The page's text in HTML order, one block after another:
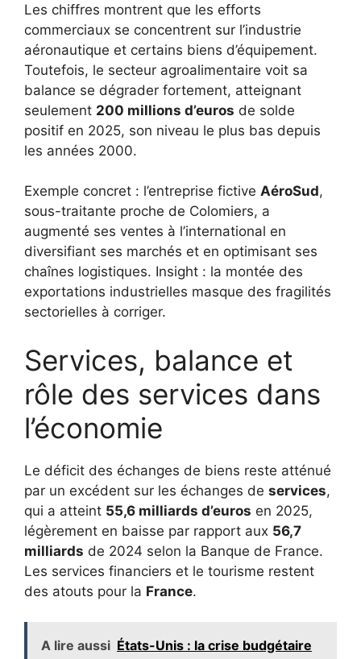
Les chiffres montrent que les efforts
commerciaux se concentrent sur l’industrie
aéronautique et certains biens d’équipement.
Toutefois, le secteur agroalimentaire voit sa
balance se dégrader fortement, atteignant
seulement 200 millions d’euros de solde
positif en 2025, son niveau le plus bas depuis
les années 2000.
Exemple concret : l’entreprise fictive AéroSud,
sous-traitante proche de Colomiers, a
augmenté ses ventes à l’international en
diversifiant ses marchés et en optimisant ses
chaînes logistiques. Insight : la montée des
exportations industrielles masque des fragilités
sectorielles à corriger.
Services, balance et
rôle des services dans
l’économie
Le déficit des échanges de biens reste atténué
par un excédent sur les échanges de services,
qui a atteint 55,6 milliards d’euros en 2025,
légèrement en baisse par rapport aux 56,7
milliards de 2024 selon la Banque de France.
Les services financiers et le tourisme restent
des atouts pour la France.
A lire aussi États-Unis : la crise budgétaire